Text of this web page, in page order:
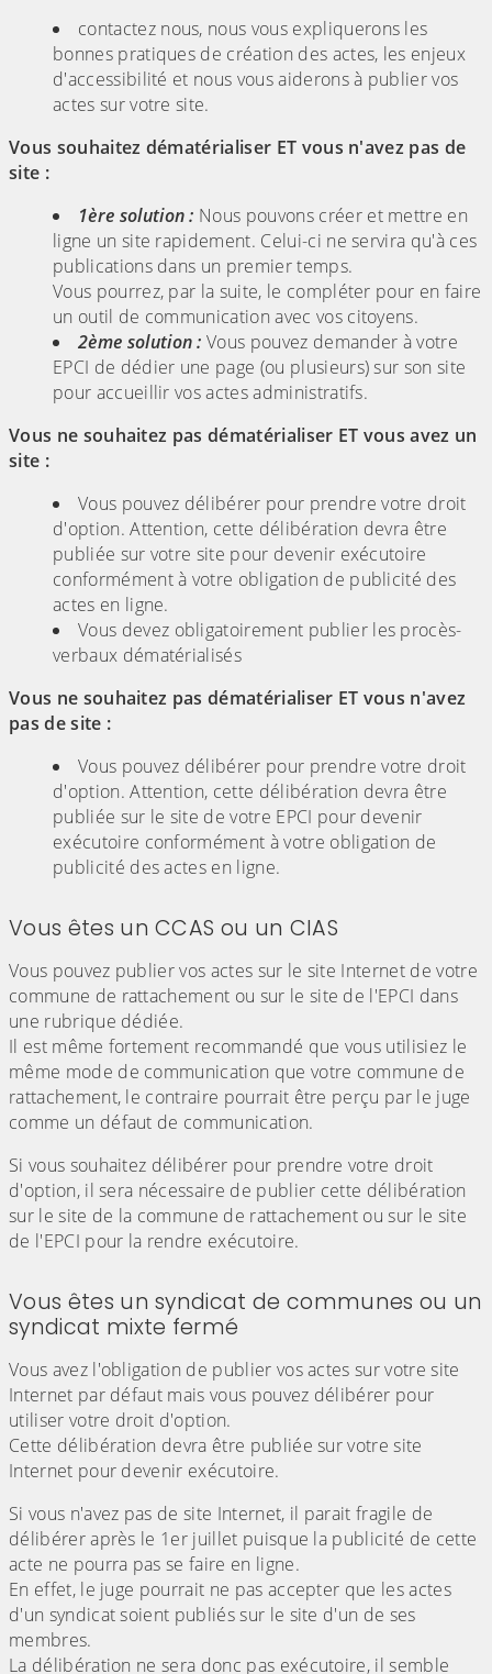
contactez nous, nous vous expliquerons les
bonnes pratiques de création des actes, les enjeux
d'accessibilité et nous vous aiderons à publier vos
actes sur votre site.
Vous souhaitez dématérialiser ET vous n'avez pas de
site :
1ère solution : Nous pouvons créer et mettre en
ligne un site rapidement. Celui-ci ne servira qu'à ces
publications dans un premier temps.
Vous pourrez, par la suite, le compléter pour en faire
un outil de communication avec vos citoyens.
2ème solution : Vous pouvez demander à votre
EPCI de dédier une page (ou plusieurs) sur son site
pour accueillir vos actes administratifs.
Vous ne souhaitez pas dématérialiser ET vous avez un
site :
Vous pouvez délibérer pour prendre votre droit
d'option. Attention, cette délibération devra être
publiée sur votre site pour devenir exécutoire
conformément à votre obligation de publicité des
actes en ligne.
Vous devez obligatoirement publier les procès-
verbaux dématérialisés
Vous ne souhaitez pas dématérialiser ET vous n'avez
pas de site :
Vous pouvez délibérer pour prendre votre droit
d'option. Attention, cette délibération devra être
publiée sur le site de votre EPCI pour devenir
exécutoire conformément à votre obligation de
publicité des actes en ligne.
Vous êtes un CCAS ou un CIAS
Vous pouvez publier vos actes sur le site Internet de votre
commune de rattachement ou sur le site de l'EPCI dans
une rubrique dédiée.
Il est même fortement recommandé que vous utilisiez le
même mode de communication que votre commune de
rattachement, le contraire pourrait être perçu par le juge
comme un défaut de communication.
Si vous souhaitez délibérer pour prendre votre droit
d'option, il sera nécessaire de publier cette délibération
sur le site de la commune de rattachement ou sur le site
de l'EPCI pour la rendre exécutoire.
Vous êtes un syndicat de communes ou un
syndicat mixte fermé
Vous avez l'obligation de publier vos actes sur votre site
Internet par défaut mais vous pouvez délibérer pour
utiliser votre droit d'option.
Cette délibération devra être publiée sur votre site
Internet pour devenir exécutoire.
Si vous n'avez pas de site Internet, il parait fragile de
délibérer après le 1er juillet puisque la publicité de cette
acte ne pourra pas se faire en ligne.
En effet, le juge pourrait ne pas accepter que les actes
d'un syndicat soient publiés sur le site d'un de ses
membres.
La délibération ne sera donc pas exécutoire, il semble